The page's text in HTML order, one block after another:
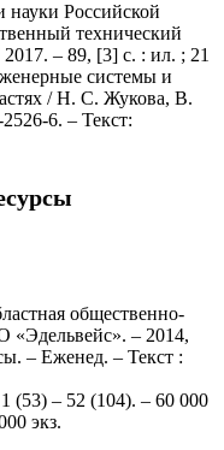
науки Российской
технический
– 89, [3] с. : ил. ; 21
системы и
/ Н. С. Жукова, В.
6. – Текст:
общественно-
«Эдельвейс». – 2014,
– Еженед. – Текст :
(53) – 52 (104). – 60 000
экз.